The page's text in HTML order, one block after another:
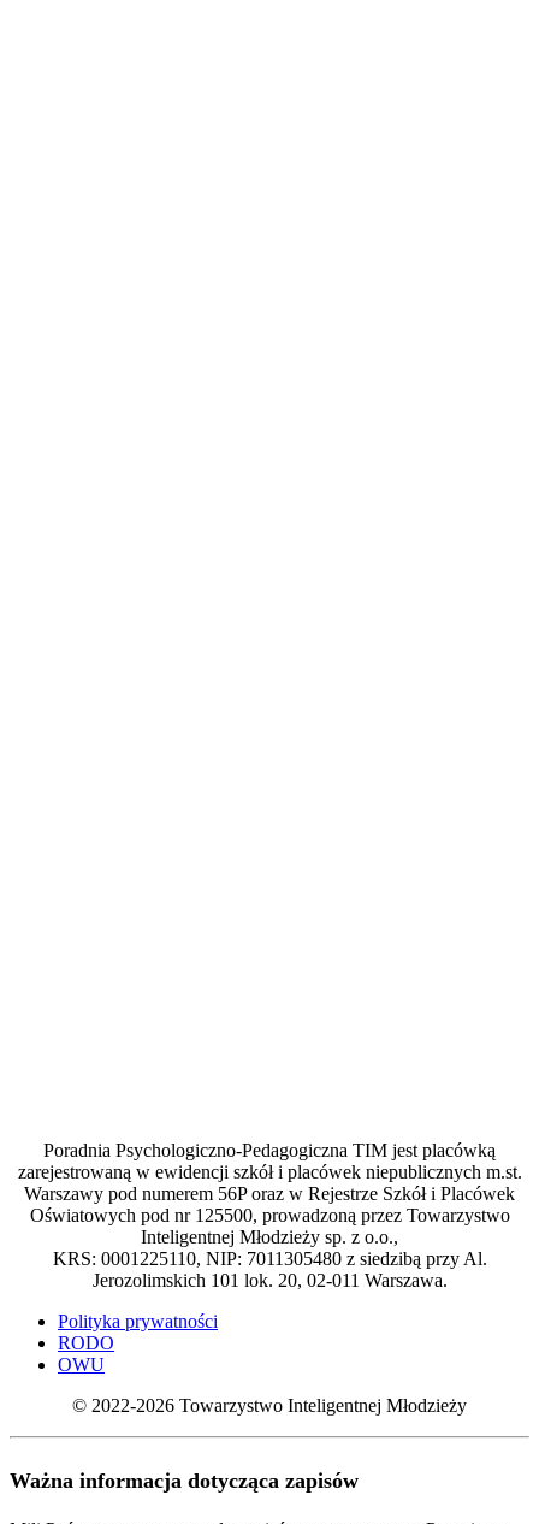
Poradnia Psychologiczno-Pedagogiczna TIM jest placówką
zarejestrowaną w ewidencji szkół i placówek niepublicznych m.st.
Warszawy pod numerem 56P oraz w Rejestrze Szkół i Placówek
Oświatowych pod nr 125500, prowadzoną przez Towarzystwo
Inteligentnej Młodzieży sp. z o.o.,
KRS: 0001225110, NIP: 7011305480 z siedzibą przy Al.
Jerozolimskich 101 lok. 20, 02-011 Warszawa.
Polityka prywatności
RODO
OWU
© 2022-2026 Towarzystwo Inteligentnej Młodzieży
Ważna informacja dotycząca zapisów